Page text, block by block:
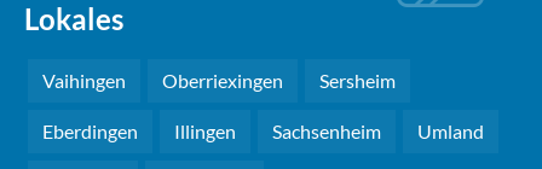
Lokales
Vaihingen Oberriexingen Sersheim
Eberdingen Illingen Sachsenheim Umland